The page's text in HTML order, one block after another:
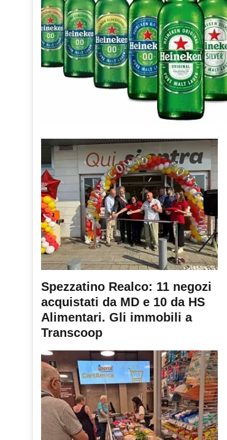
Spezzatino Realco: 11 negozi
acquistati da MD e 10 da HS
Alimentari. Gli immobili a
Transcoop